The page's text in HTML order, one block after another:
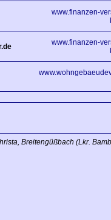
www.finanzen-
www.finanzen-
Breitengüßbach (Lkr.